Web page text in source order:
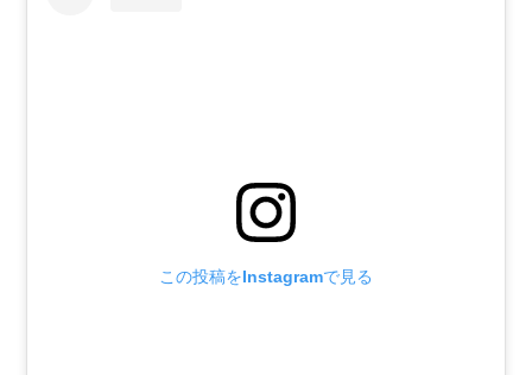
この投稿をInstagramで見る